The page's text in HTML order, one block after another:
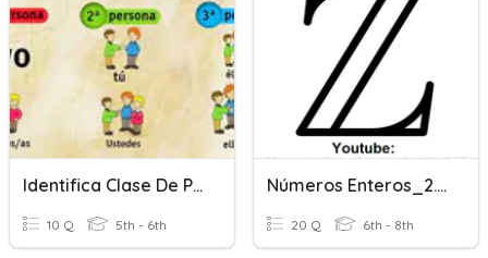
Identifica Clase De Pronombres
10 Q 5th - 6th
Números Enteros_2. Opuesto Y Valor Absoluto.
20 Q 6th - 8th